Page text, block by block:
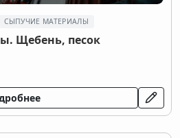
СЫПУЧИЕ МАТЕРИАЛЫ
Щебень, песок